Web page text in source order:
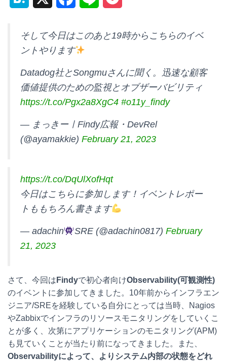
t
e
n
a
c
e
b
n c
e
そして今日はこのあと19時からこちらのイベ
ントやります
Datadog社とSongmuさんに聞く。迅速な顧客
価値提供のための監視とオブザーバビリティ
https://t.co/Pgx2a8XgC4 #o11y_findy
— まっきーㅣFindy広報・DevRel
(@ayamakkie) February 21, 2023
https://t.co/DqUlXofHqt
今日はこちらに参加します！イベントレポー
トももちろん書きます
— adachin SRE (@adachin0817) February
21, 2023
さて、今回は Findyで初心者向けObservability(可観測性)
のイベントに参加してきました。10年前からインフラエン
ジニア/SREを経験している自分にとっては当時、Nagios
やZabbixでインフラのリソースモニタリングをしていくこ
とが多く、次第にアプリケーションのモニタリング(APM)
も見ていくことが当たり前になってきました。また、
Observabilityによって、より システム内部の状態をどれ